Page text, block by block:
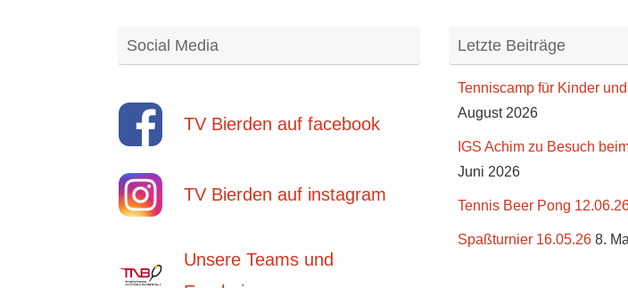
Social Media
TV Bierden auf facebook
TV Bierden auf instagram
Unsere Teams und
Letzte Beiträge
Tenniscamp für Kinder
August 2026
IGS Achim zu Besuch
Juni 2026
Tennis Beer Pong
Spaßturnier 16.05.26 8.